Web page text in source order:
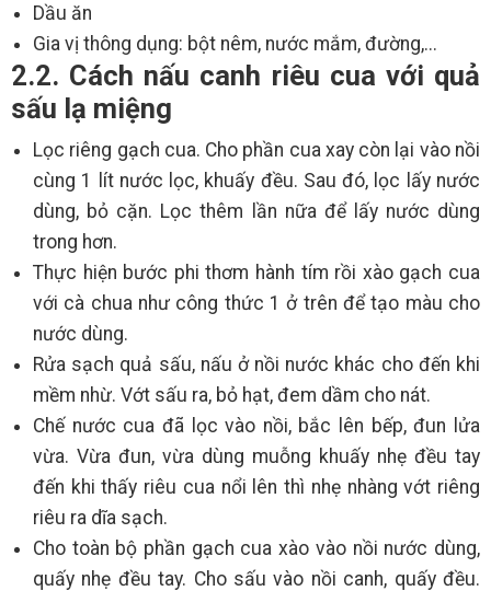
Dầu ăn
Gia vị thông dụng: bột nêm, nước mắm, đường,...
2.2. Cách nấu canh riêu cua với quả
sấu lạ miệng
Lọc riêng gạch cua. Cho phần cua xay còn lại vào nồi
cùng 1 lít nước lọc, khuấy đều. Sau đó, lọc lấy nước
dùng, bỏ cặn. Lọc thêm lần nữa để lấy nước dùng
trong hơn.
Thực hiện bước phi thơm hành tím rồi xào gạch cua
với cà chua như công thức 1 ở trên để tạo màu cho
nước dùng.
Rửa sạch quả sấu, nấu ở nồi nước khác cho đến khi
mềm nhừ. Vớt sấu ra, bỏ hạt, đem dầm cho nát.
Chế nước cua đã lọc vào nồi, bắc lên bếp, đun lửa
vừa. Vừa đun, vừa dùng muỗng khuấy nhẹ đều tay
đến khi thấy riêu cua nổi lên thì nhẹ nhàng vớt riêng
riêu ra dĩa sạch.
Cho toàn bộ phần gạch cua xào vào nồi nước dùng,
quấy nhẹ đều tay. Cho sấu vào nồi canh, quấy đều.